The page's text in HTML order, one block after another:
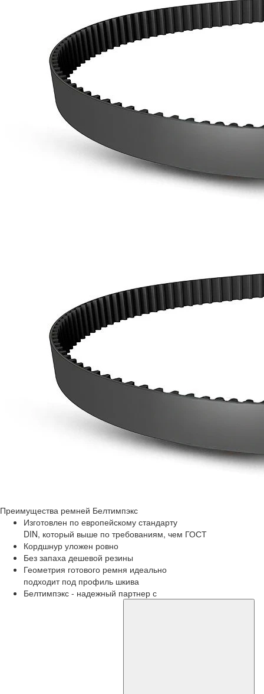
Преимущества ремней Белтимпэкс
Изготовлен по европейскому стандарту
DIN, который выше по требованиям, чем ГОСТ
Кордшнур уложен ровно
Без запаха дешевой резины
Геометрия готового ремня идеально
подходит под профиль шкива
Белтимпэкс - надежный партнер с